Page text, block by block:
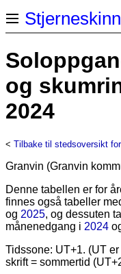
og
2024
< Tilbake til stedsoversikt
Granvin (Granvin
Denne tabellen er for
finnes også tabeller
og 2025, og dessuten
månenedgang i 2024
Tidssone: UT+1. (UT
skrift = sommertid